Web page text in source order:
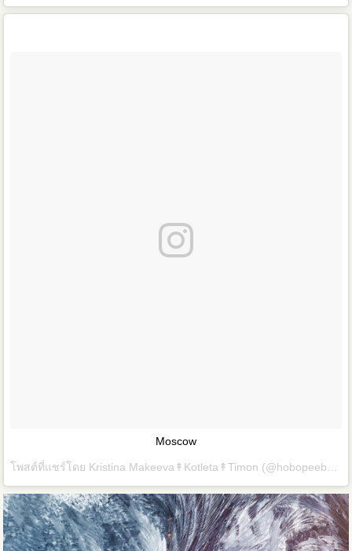
Moscow
โพสต์ที่แชร์โดย Kristina Makeeva↟Kotleta↟Timon (@hobopeeba) เมื่อ